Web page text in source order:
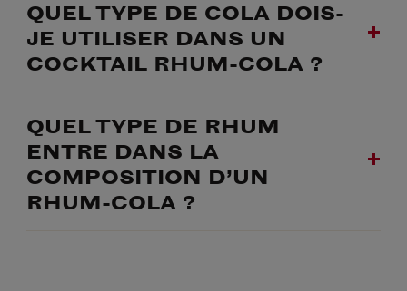
QUEL TYPE DE COLA DOIS-
JE UTILISER DANS UN
COCKTAIL RHUM-COLA ?
QUEL TYPE DE RHUM
ENTRE DANS LA
COMPOSITION D’UN
RHUM-COLA ?